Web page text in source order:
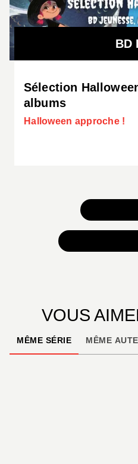
BD
Sélection
albums
Halloween approche !
VOUS
MÊME SÉRIE MÊME